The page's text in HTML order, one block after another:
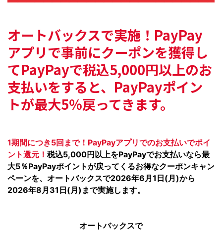
オートバックスで実施！ PayPay
アプリで事前にクーポンを獲得し
てPayPayで税込5,000円以上のお
支払いをすると、 PayPayポイン
トが最大5％戻ってきます。
1期間につき5回まで！PayPayアプリでのお支払いでポイ
ント還元！ 税込5,000円以上をPayPayでお支払いなら最
大5％PayPayポイントが戻ってくるお得なクーポンキャン
ペーンを、オートバックスで2026年6月1日(月)から
2026年8月31日(月)まで実施します。
オートバックスで